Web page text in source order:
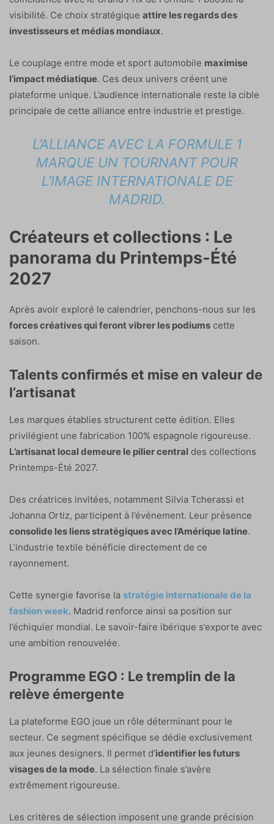
visibilité. Ce choix stratégique attire les regards des
investisseurs et médias mondiaux.
Le couplage entre mode et sport automobile maximise
l’impact médiatique. Ces deux univers créent une
plateforme unique. L’audience internationale reste la cible
principale de cette alliance entre industrie et prestige.
L’ALLIANCE AVEC LA FORMULE 1
MARQUE UN TOURNANT POUR
L’IMAGE INTERNATIONALE DE
MADRID.
Créateurs et collections : Le
panorama du Printemps-Été
2027
Après avoir exploré le calendrier, penchons-nous sur les
forces créatives qui feront vibrer les podiums cette
saison.
Talents confirmés et mise en valeur de
l’artisanat
Les marques établies structurent cette édition. Elles
privilégient une fabrication 100% espagnole rigoureuse.
L’artisanat local demeure le pilier central des collections
Printemps-Été 2027.
Des créatrices invitées, notamment Silvia Tcherassi et
Johanna Ortiz, participent à l’événement. Leur présence
consolide les liens stratégiques avec l’Amérique latine.
L’industrie textile bénéficie directement de ce
rayonnement.
Cette synergie favorise la stratégie internationale de la
fashion week. Madrid renforce ainsi sa position sur
l’échiquier mondial. Le savoir-faire ibérique s’exporte avec
une ambition renouvelée.
Programme EGO : Le tremplin de la
relève émergente
La plateforme EGO joue un rôle déterminant pour le
secteur. Ce segment spécifique se dédie exclusivement
aux jeunes designers. Il permet d’identifier les futurs
visages de la mode. La sélection finale s’avère
extrêmement rigoureuse.
Les critères de sélection imposent une grande précision